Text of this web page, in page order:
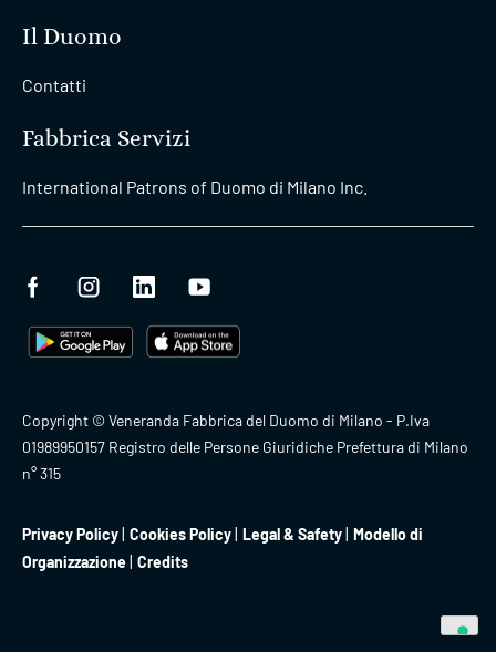
Il Duomo
Contatti
Fabbrica Servizi
International Patrons of Duomo di Milano Inc.
Copyright © Veneranda Fabbrica del Duomo di Milano - P.Iva
01989950157 Registro delle Persone Giuridiche Prefettura di Milano
n° 315
Privacy Policy Cookies Policy Legal & Safety Modello di
Organizzazione Credits